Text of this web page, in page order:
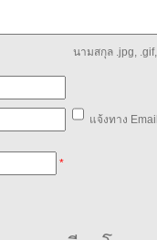
นามสกุล .jpg,
แจ้งทาง
*